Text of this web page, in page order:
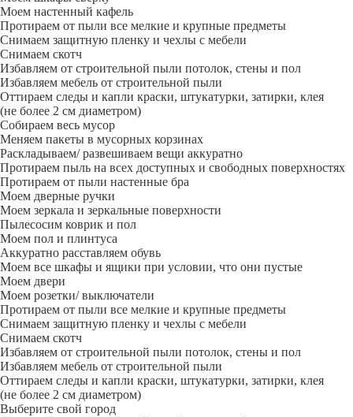
Моем настенный кафель
Протираем от пыли все мелкие и крупные предметы
Снимаем защитную пленку и чехлы с мебели
Снимаем скотч
Избавляем от строительной пыли потолок, стены и пол
Избавляем мебель от строительной пыли
Оттираем следы и капли краски, штукатурки, затирки, клея
(не более 2 см диаметром)
Собираем весь мусор
Меняем пакеты в мусорных корзинах
Раскладываем/ развешиваем вещи аккуратно
Протираем пыль на всех доступных и свободных поверхностях
Протираем от пыли настенные бра
Моем дверные ручки
Моем зеркала и зеркальные поверхности
Пылесосим коврик и пол
Моем пол и плинтуса
Аккуратно расставляем обувь
Моем все шкафы и ящики при условии, что они пустые
Моем двери
Моем розетки/ выключатели
Протираем от пыли все мелкие и крупные предметы
Снимаем защитную пленку и чехлы с мебели
Снимаем скотч
Избавляем от строительной пыли потолок, стены и пол
Избавляем мебель от строительной пыли
Оттираем следы и капли краски, штукатурки, затирки, клея
(не более 2 см диаметром)
Выберите свой город